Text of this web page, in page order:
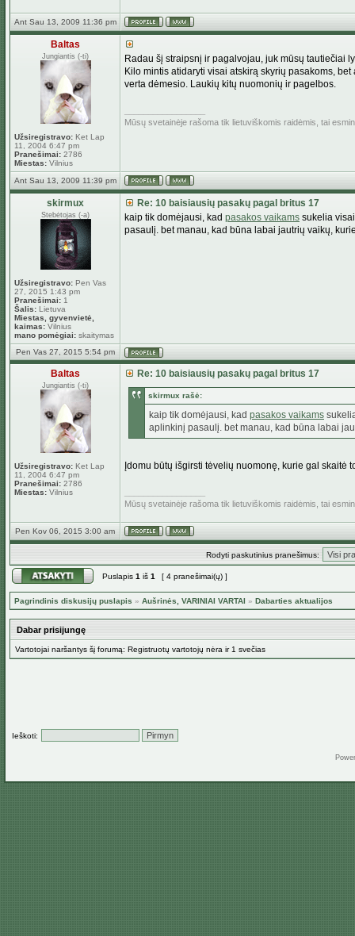
Ant Sau 13, 2009 11:36 pm
Baltas
Jungiantis (-ti)
Užsiregistravo: Ket Lap
11, 2004 6:47 pm
Pranešimai: 2786
Miestas: Vilnius
Radau šį straipsnį ir pagalvojau, juk mūsų tautiečiai
Kilo mintis atidaryti visai atskirą skyrių pasakoms,
verta dėmesio. Laukių kitų nuomonių ir pagelbos.
Mūsų svetainėje rašoma tik lietuviškomis raidėmis, tai
Ant Sau 13, 2009 11:39 pm
skirmux
Stebėtojas (-a)
Užsiregistravo: Pen Vas
27, 2015 1:43 pm
Pranešimai: 1
Šalis: Lietuva
Miestas, gyvenvietė,
kaimas: Vilnius
mano pomėgiai: skaitymas
Re: 10 baisiausių pasakų pagal britus 17
kaip tik domėjausi, kad pasakos vaikams sukelia
pasaulį. bet manau, kad būna labai jautrių vaikų,
Pen Vas 27, 2015 5:54 pm
Baltas
Jungiantis (-ti)
Užsiregistravo: Ket Lap
11, 2004 6:47 pm
Pranešimai: 2786
Miestas: Vilnius
Re: 10 baisiausių pasakų pagal britus 17
skirmux rašė:
kaip tik domėjausi, kad pasakos vaikams
aplinkinį pasaulį. bet manau, kad būna labai
Įdomu būtų išgirsti tėvelių nuomonę, kurie gal skaitė
Mūsų svetainėje rašoma tik lietuviškomis raidėmis, tai
Pen Kov 06, 2015 3:00 am
Rodyti paskutinius pranešimus:
Puslapis 1 iš 1 [ 4 pranešimai(ų) ]
Pagrindinis diskusijų puslapis » Aušrinės, VARINIAI VARTAI » Dabarties aktualijos
Dabar prisijungę
Vartotojai naršantys šį forumą: Registruotų vartotojų nėra ir 1 svečias
Ieškoti: